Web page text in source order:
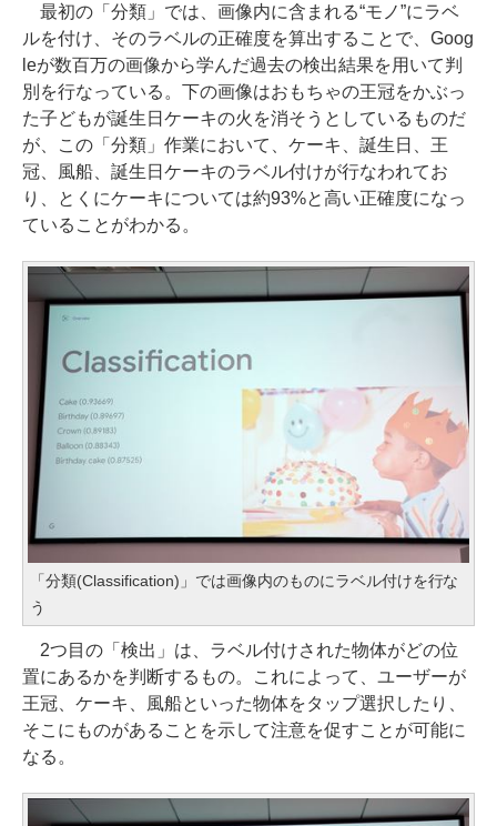
最初の「分類」では、画像内に含まれる“モノ”にラベ
ルを付け、そのラベルの正確度を算出することで、Goog
leが数百万の画像から学んだ過去の検出結果を用いて判
別を行なっている。下の画像はおもちゃの王冠をかぶっ
た子どもが誕生日ケーキの火を消そうとしているものだ
が、この「分類」作業において、ケーキ、誕生日、王
冠、風船、誕生日ケーキのラベル付けが行なわれてお
り、とくにケーキについては約93%と高い正確度になっ
ていることがわかる。
「分類(Classification)」では画像内のものにラベル付けを行な
う
2つ目の「検出」は、ラベル付けされた物体がどの位
置にあるかを判断するもの。これによって、ユーザーが
王冠、ケーキ、風船といった物体をタップ選択したり、
そこにものがあることを示して注意を促すことが可能に
なる。